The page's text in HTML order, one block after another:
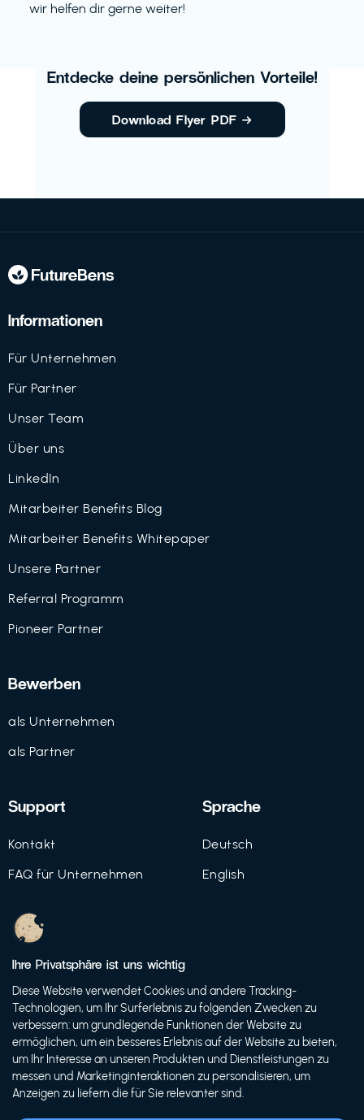
wir helfen dir gerne weiter!
Entdecke deine persönlichen Vorteile!
Download Flyer PDF →
Informationen
Für Unternehmen
Für Partner
Unser Team
Über uns
LinkedIn
Mitarbeiter Benefits Blog
Mitarbeiter Benefits Whitepaper
Unsere Partner
Referral Programm
Pioneer Partner
Bewerben
als Unternehmen
als Partner
Support
Kontakt
FAQ für Unternehmen
Datenschutz
Nutzungsbedingungen
Sprache
Deutsch
English
© 2021 FutureBens GmbH
Ihre Privatsphäre ist uns wichtig
Diese Website verwendet Cookies und andere Tracking-
Technologien, um Ihr Surferlebnis zu folgenden Zwecken zu
verbessern: um grundlegende Funktionen der Website zu
ermöglichen, um ein besseres Erlebnis auf der Website zu bieten,
um Ihr Interesse an unseren Produkten und Dienstleistungen zu
messen und Marketinginteraktionen zu personalisieren, um
Anzeigen zu liefern die für Sie relevanter sind.